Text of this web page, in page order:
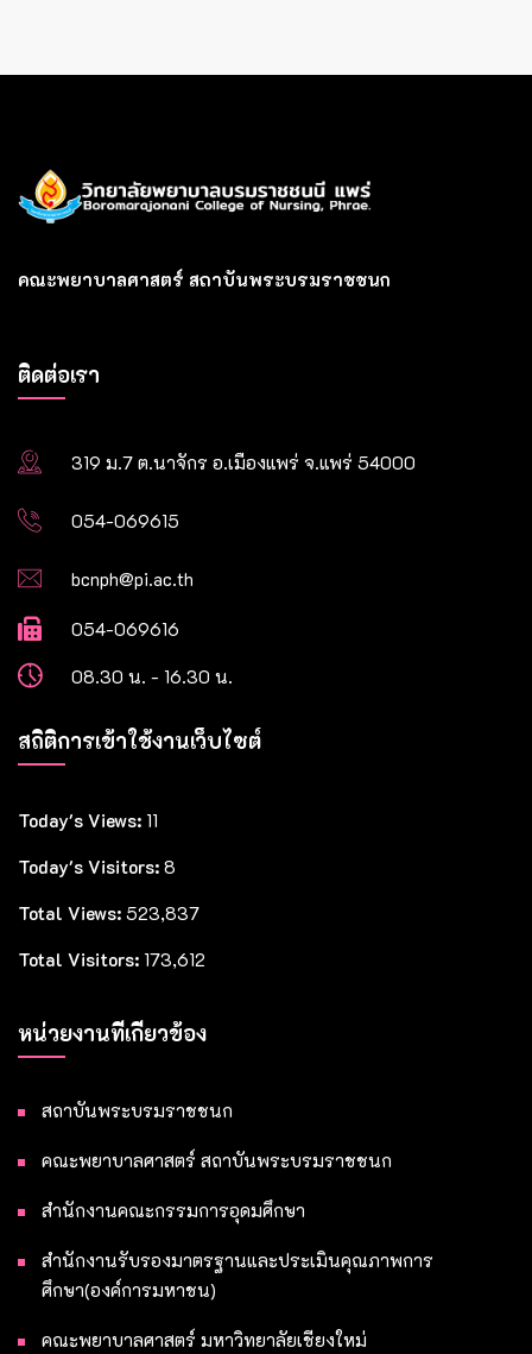
คณะพยาบาลศาสตร์ สถาบันพระบรมราชชนก
ติดต่อเรา
319 ม.7 ต.นาจักร อ.เมืองแพร่ จ.แพร่ 54000
054-069615
bcnph@pi.ac.th
054-069616
08.30 น. - 16.30 น.
สถิติการเข้าใช้งานเว็บไซต์
Today's Views: 11
Today's Visitors: 8
Total Views: 523,837
Total Visitors: 173,612
หน่วยงานที่เกี่ยวข้อง
สถาบันพระบรมราชชนก
คณะพยาบาลศาสตร์ สถาบันพระบรมราชชนก
สำนักงานคณะกรรมการอุดมศึกษา
สำนักงานรับรองมาตรฐานและประเมินคุณภาพการ
ศึกษา(องค์การมหาชน)
คณะพยาบาลศาสตร์ มหาวิทยาลัยเชียงใหม่